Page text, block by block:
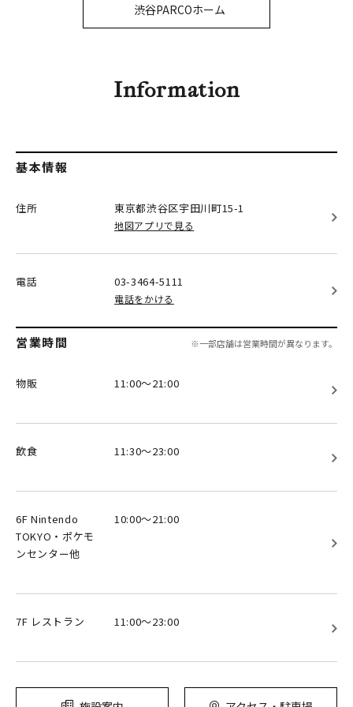
渋谷PARCOホーム
Information
基本情報
住所 東京都渋谷区宇田川町15-1
地図アプリで見る
電話 03-3464-5111
電話をかける
営業時間 ※一部店舗は営業時間が異なります。
物販 11:00～21:00
飲食 11:30～23:00
6F Nintendo
TOKYO・ポケモ
ンセンター他
10:00～21:00
7F レストラン 11:00～23:00